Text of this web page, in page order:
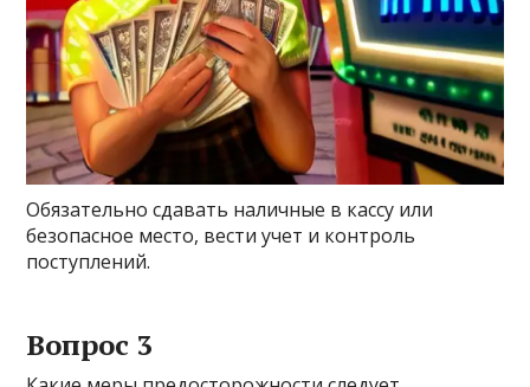
Обязательно сдавать наличные в кассу или
безопасное место, вести учет и контроль
поступлений.
Вопрос 3